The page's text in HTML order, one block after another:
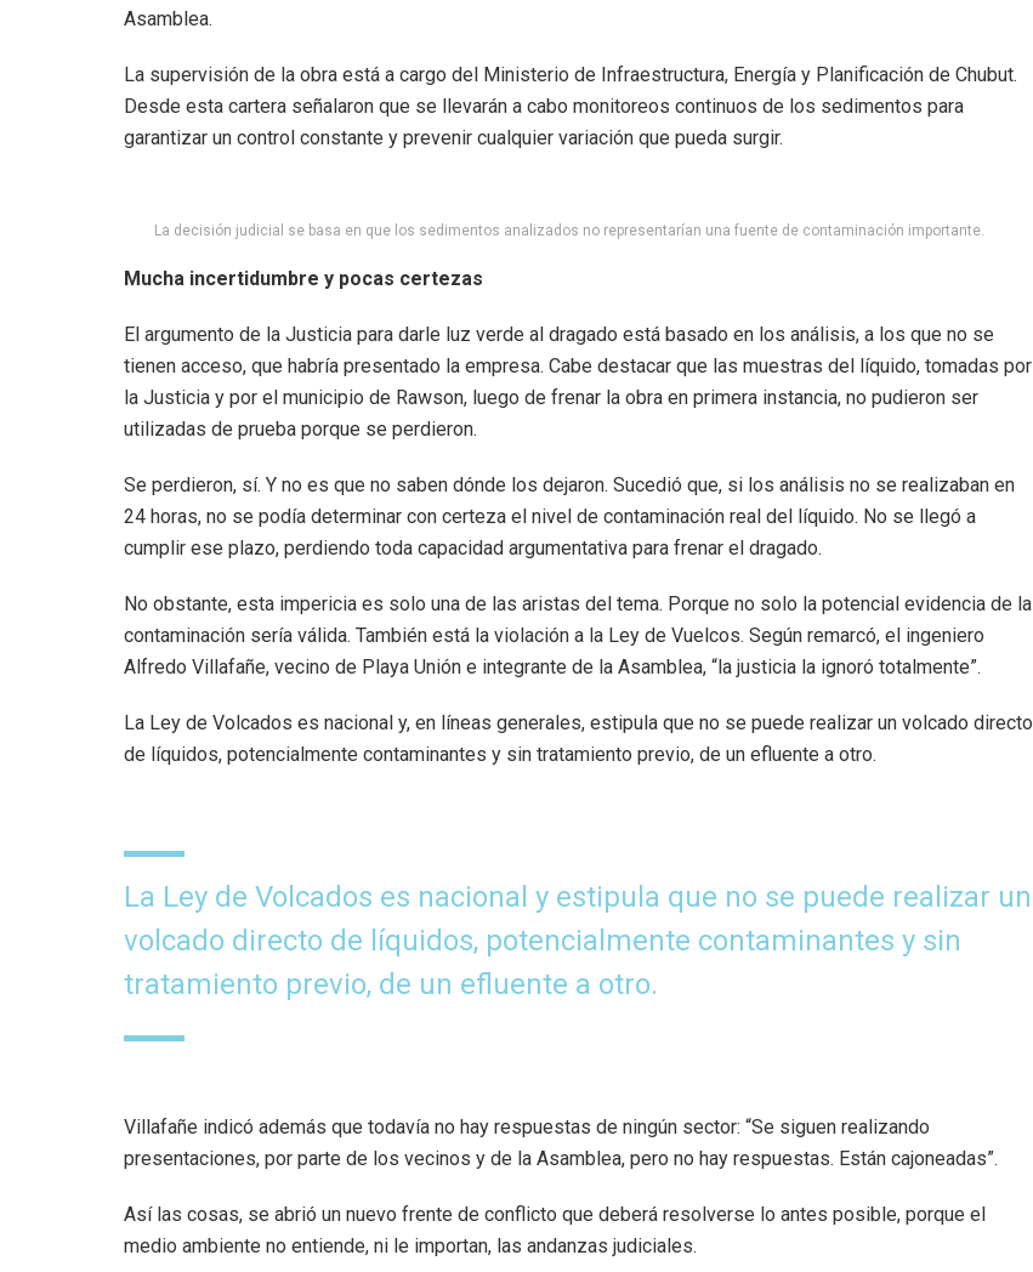
Asamblea.
La supervisión de la obra está a cargo del Ministerio de Infraestructura, Energía y Planificación de Chubut.
Desde esta cartera señalaron que se llevarán a cabo monitoreos continuos de los sedimentos para
garantizar un control constante y prevenir cualquier variación que pueda surgir.
La decisión judicial se basa en que los sedimentos analizados no representarían una fuente de contaminación importante.
Mucha incertidumbre y pocas certezas
El argumento de la Justicia para darle luz verde al dragado está basado en los análisis, a los que no se
tienen acceso, que habría presentado la empresa. Cabe destacar que las muestras del líquido, tomadas por
la Justicia y por el municipio de Rawson, luego de frenar la obra en primera instancia, no pudieron ser
utilizadas de prueba porque se perdieron.
Se perdieron, sí. Y no es que no saben dónde los dejaron. Sucedió que, si los análisis no se realizaban en
24 horas, no se podía determinar con certeza el nivel de contaminación real del líquido. No se llegó a
cumplir ese plazo, perdiendo toda capacidad argumentativa para frenar el dragado.
No obstante, esta impericia es solo una de las aristas del tema. Porque no solo la potencial evidencia de la
contaminación sería válida. También está la violación a la Ley de Vuelcos. Según remarcó, el ingeniero
Alfredo Villafañe, vecino de Playa Unión e integrante de la Asamblea, “la justicia la ignoró totalmente”.
La Ley de Volcados es nacional y, en líneas generales, estipula que no se puede realizar un volcado directo
de líquidos, potencialmente contaminantes y sin tratamiento previo, de un efluente a otro.
La Ley de Volcados es nacional y estipula que no se puede realizar un
volcado directo de líquidos, potencialmente contaminantes y sin
tratamiento previo, de un efluente a otro.
Villafañe indicó además que todavía no hay respuestas de ningún sector: “Se siguen realizando
presentaciones, por parte de los vecinos y de la Asamblea, pero no hay respuestas. Están cajoneadas”.
Así las cosas, se abrió un nuevo frente de conflicto que deberá resolverse lo antes posible, porque el
medio ambiente no entiende, ni le importan, las andanzas judiciales.